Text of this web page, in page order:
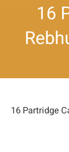
16
16 Partridge